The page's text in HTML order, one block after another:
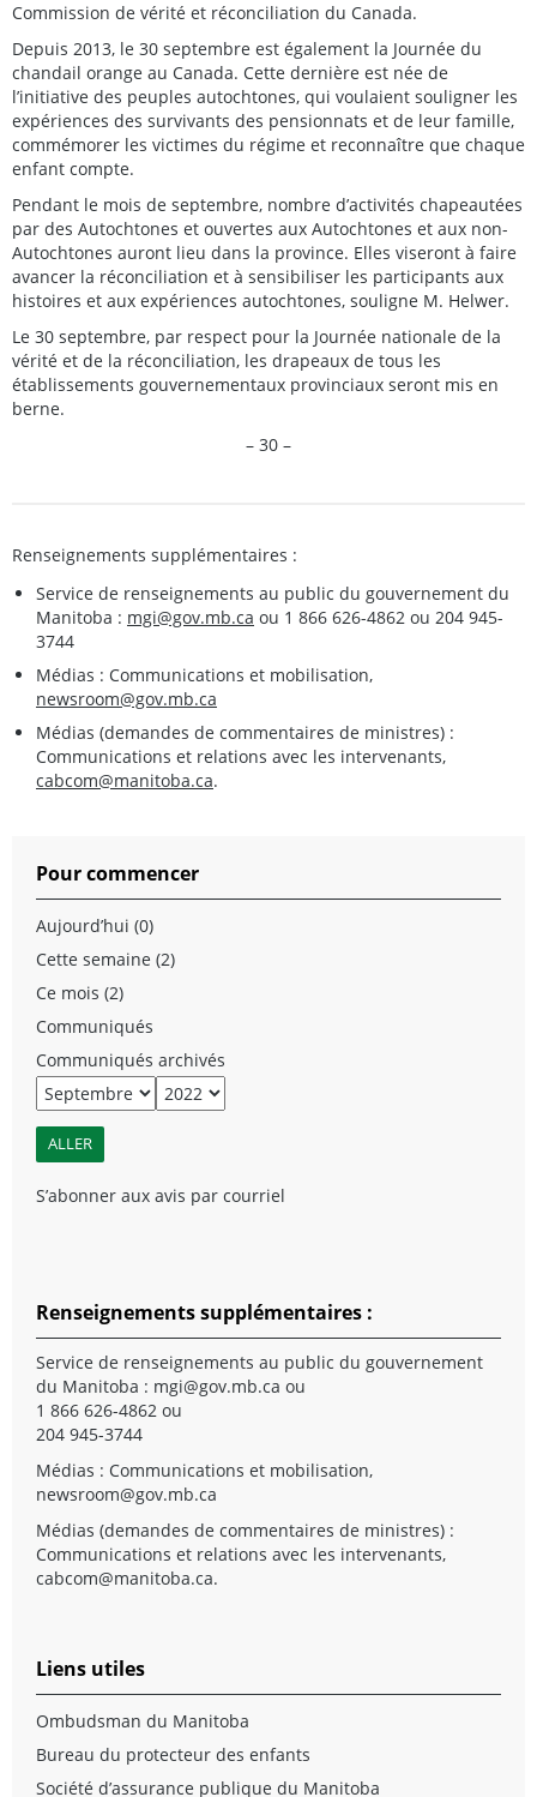
Commission de vérité et réconciliation du Canada.
Depuis 2013, le 30 septembre est également la Journée du
chandail orange au Canada. Cette dernière est née de
l’initiative des peuples autochtones, qui voulaient souligner les
expériences des survivants des pensionnats et de leur famille,
commémorer les victimes du régime et reconnaître que chaque
enfant compte.
Pendant le mois de septembre, nombre d’activités chapeautées
par des Autochtones et ouvertes aux Autochtones et aux non-
Autochtones auront lieu dans la province. Elles viseront à faire
avancer la réconciliation et à sensibiliser les participants aux
histoires et aux expériences autochtones, souligne M. Helwer.
Le 30 septembre, par respect pour la Journée nationale de la
vérité et de la réconciliation, les drapeaux de tous les
établissements gouvernementaux provinciaux seront mis en
berne.
– 30 –
Renseignements supplémentaires :
Service de renseignements au public du gouvernement du
Manitoba : mgi@gov.mb.ca ou 1 866 626-4862 ou 204 945-
3744
Médias : Communications et mobilisation,
newsroom@gov.mb.ca
Médias (demandes de commentaires de ministres) :
Communications et relations avec les intervenants,
cabcom@manitoba.ca.
Pour commencer
Aujourd’hui (0)
Cette semaine (2)
Ce mois (2)
Communiqués
Communiqués archivés
S’abonner aux avis par courriel
Renseignements supplémentaires :
Service de renseignements au public du gouvernement
du Manitoba : mgi@gov.mb.ca ou
1 866 626-4862 ou
204 945-3744
Médias : Communications et mobilisation,
newsroom@gov.mb.ca
Médias (demandes de commentaires de ministres) :
Communications et relations avec les intervenants,
cabcom@manitoba.ca.
Liens utiles
Ombudsman du Manitoba
Bureau du protecteur des enfants
Société d’assurance publique du Manitoba